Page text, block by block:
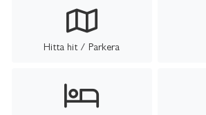
Hitta hit / Parkera